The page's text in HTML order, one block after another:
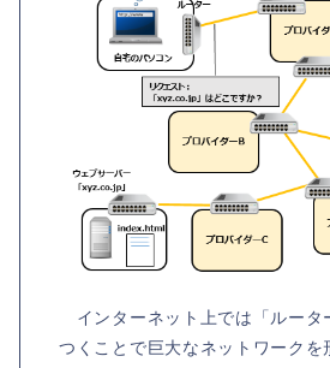
インターネット上では「ルータ
つくことで巨大なネットワークを